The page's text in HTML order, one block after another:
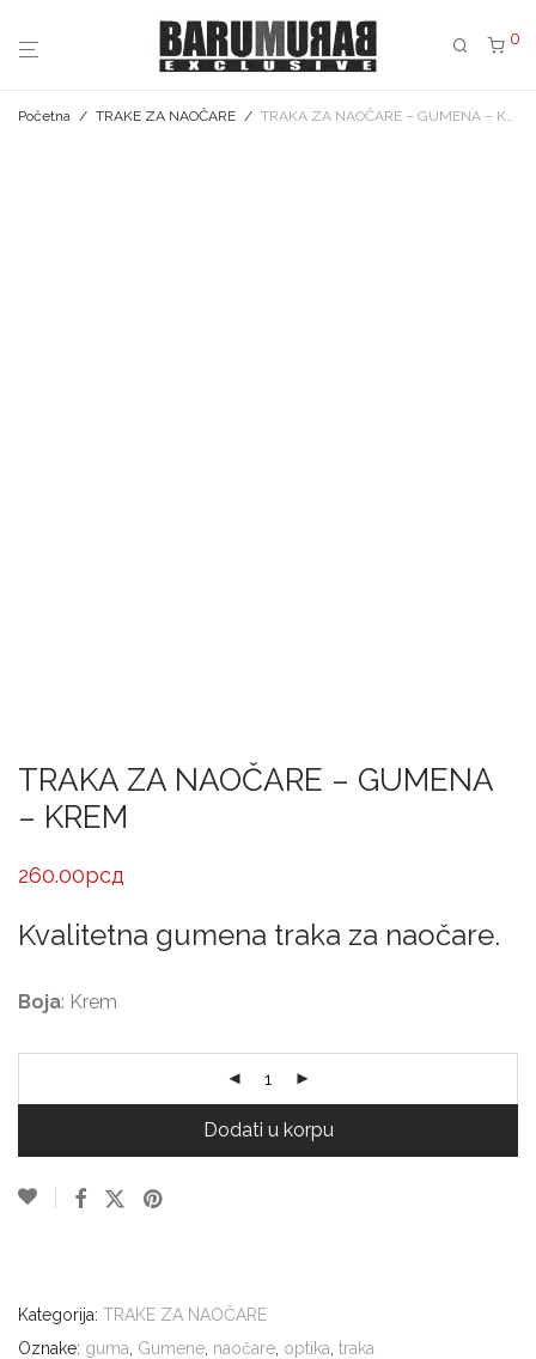
0
Početna / TRAKE ZA NAOČARE / TRAKA ZA NAOČARE – GUMENA – KREM
TRAKA ZA NAOČARE – GUMENA
– KREM
260.00рсд
Kvalitetna gumena traka za naočare.
Boja: Krem
Dodati u korpu
Kategorija: TRAKE ZA NAOČARE
Oznake: guma Gumene naočare optika traka